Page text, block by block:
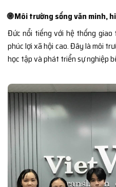
🌐 Môi trường sống văn minh,
Đức nổi tiếng với hệ thống
phúc lợi xã hội cao. Đây là môi
học tập và phát triển sự nghiệp